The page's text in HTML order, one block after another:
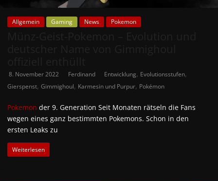
Allgemein Gaming News Pokemon
8. November 2022 Ferdinand Entwicklung, Evolutionsstufen,
Gierspenst, Gimmighoul, Karmesin und Purpur, Pokémon
Pokemon der 9. Generation Seit Monaten rätseln die Fans
wegen eines ganz bestimmten Pokemons. Schon in den
ersten Leaks zu
Weiterlesen